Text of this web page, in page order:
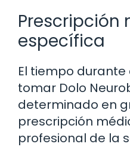
Prescripción
específica
El tiempo
tomar Dolo
determinado en
prescripción
profesional de la